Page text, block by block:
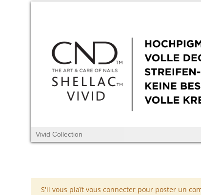
Vivid Collection
x
S'il vous plaît vous connecter pour poster un